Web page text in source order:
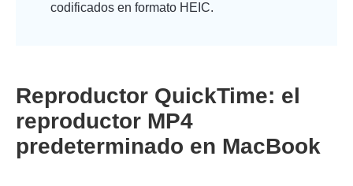
codificados en formato HEIC.
Reproductor QuickTime: el
reproductor MP4
predeterminado en MacBook